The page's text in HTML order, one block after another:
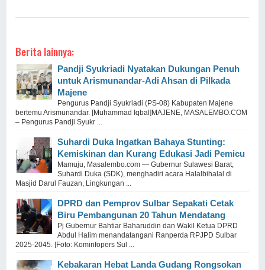
Berita lainnya:
Pandji Syukriadi Nyatakan Dukungan Penuh
untuk Arismunandar-Adi Ahsan di Pilkada
Majene
Pengurus Pandji Syukriadi (PS-08) Kabupaten Majene
bertemu Arismunandar. [Muhammad Iqbal]MAJENE, MASALEMBO.COM
– Pengurus Pandji Syukr ...
Suhardi Duka Ingatkan Bahaya Stunting:
Kemiskinan dan Kurang Edukasi Jadi Pemicu
Mamuju, Masalembo.com — Gubernur Sulawesi Barat,
Suhardi Duka (SDK), menghadiri acara Halalbihalal di
Masjid Darul Fauzan, Lingkungan ...
DPRD dan Pemprov Sulbar Sepakati Cetak
Biru Pembangunan 20 Tahun Mendatang
Pj Gubernur Bahtiar Baharuddin dan Wakil Ketua DPRD
Abdul Halim menandatangani Ranperda RPJPD Sulbar
2025-2045. [Foto: Kominfopers Sul ...
Kebakaran Hebat Landa Gudang Rongsokan